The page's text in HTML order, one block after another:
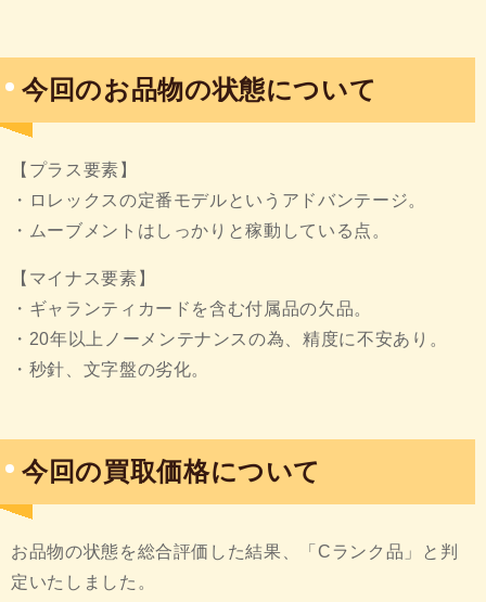
今回のお品物の状態について
【プラス要素】
・ロレックスの定番モデルというアドバンテージ。
・ムーブメントはしっかりと稼動している点。
【マイナス要素】
・ギャランティカードを含む付属品の欠品。
・20年以上ノーメンテナンスの為、精度に不安あり。
・秒針、文字盤の劣化。
今回の買取価格について
お品物の状態を総合評価した結果、「Cランク品」と判
定いたしました。